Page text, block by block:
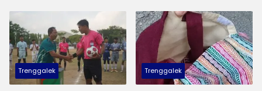
Anak Kurang Mampu
Andalan
Trenggalek Trenggalek